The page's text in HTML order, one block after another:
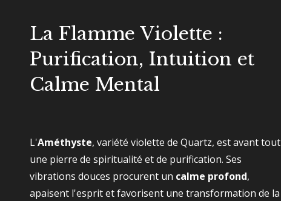
La Flamme Violette :
Purification, Intuition et
Calme Mental
L'Améthyste, variété violette de Quartz, est avant tout
une pierre de spiritualité et de purification. Ses
vibrations douces procurent un calme profond,
apaisent l'esprit et favorisent une transformation de la